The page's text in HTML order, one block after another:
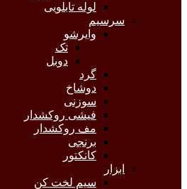
لوله تابلویی
سرسیم
وایرشو
تک
دوبل
گرد
دوشاخ
سوزنی
فیشی روکشدار
مف روکشدار
برنجی
کانکتور
ابزار
سیم لخت کن